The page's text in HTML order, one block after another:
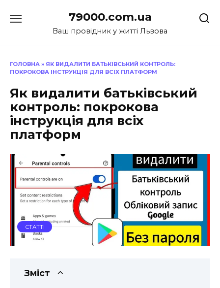
до
79000.com.ua
Ваш провідник у житті Львова
ГОЛОВНА » ЯК ВИДАЛИТИ БАТЬКІВСЬКИЙ КОНТРОЛЬ:
ПОКРОКОВА ІНСТРУКЦІЯ ДЛЯ ВСІХ ПЛАТФОРМ
Як видалити батьківський
контроль: покрокова
інструкція для всіх
платформ
СТАТТІ
Зміст